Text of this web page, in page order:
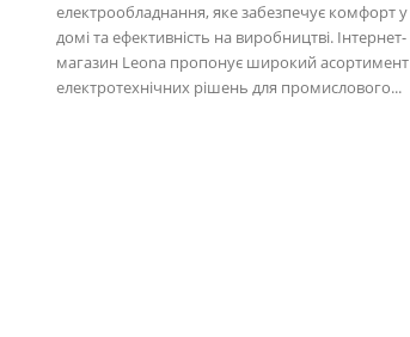
електрообладнання, яке забезпечує комфорт у
домі та ефективність на виробництві. Інтернет-
магазин Leona пропонує широкий асортимент
електротехнічних рішень для промислового...